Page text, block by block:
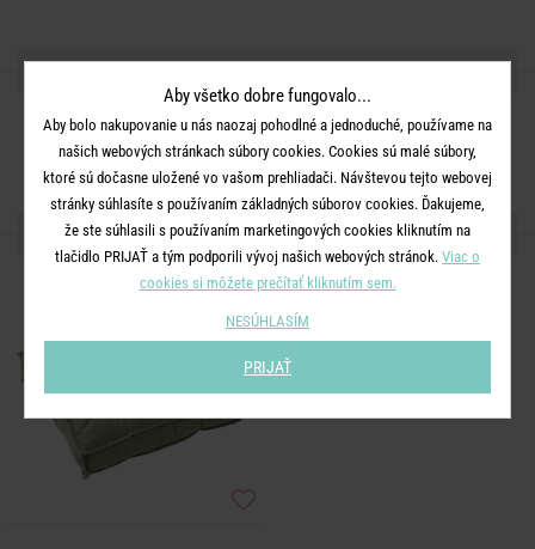
ZDIEĽAJTE S PRIATEĽMI
ĎALŠIE PRODUKTY ZO SÉRIE
-30%
Aby všetko dobre fungovalo...
Aby bolo nakupovanie u nás naozaj pohodlné a jednoduché, používame na
našich webových stránkach súbory cookies. Cookies sú malé súbory,
ktoré sú dočasne uložené vo vašom prehliadači. Návštevou tejto webovej
stránky súhlasíte s používaním základných súborov cookies. Ďakujeme,
že ste súhlasili s používaním marketingových cookies kliknutím na
tlačidlo PRIJAŤ a tým podporili vývoj našich webových stránok. Viac o
cookies si môžete prečítať kliknutím sem.
NESÚHLASÍM
PRIJAŤ